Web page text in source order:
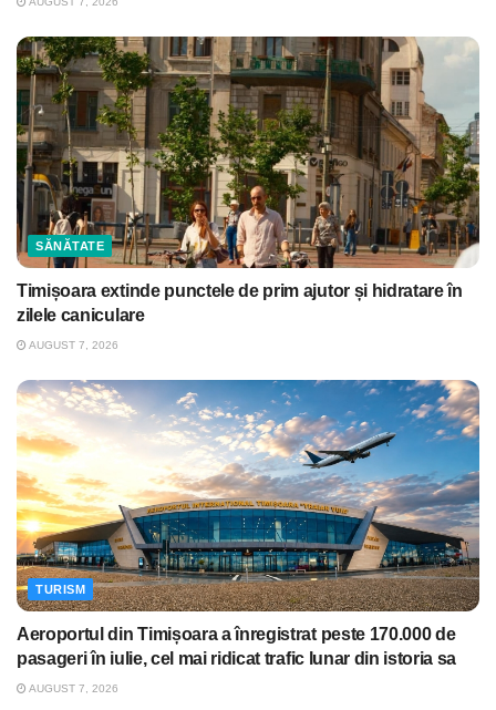
SĂNĂTATE
Timișoara extinde punctele de prim ajutor și hidratare în
zilele caniculare
AUGUST 7, 2026
TURISM
Aeroportul din Timișoara a înregistrat peste 170.000 de
pasageri în iulie, cel mai ridicat trafic lunar din istoria sa
AUGUST 7, 2026